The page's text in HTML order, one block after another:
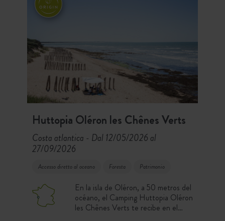
Huttopia Oléron les Chênes Verts
Costa atlantica - Dal 12/05/2026 al
27/09/2026
Accesso diretto al oceano Foresta Patrimonio
En la isla de Oléron, a 50 metros del
océano, el Camping Huttopia Oléron
les Chênes Verts te recibe en el